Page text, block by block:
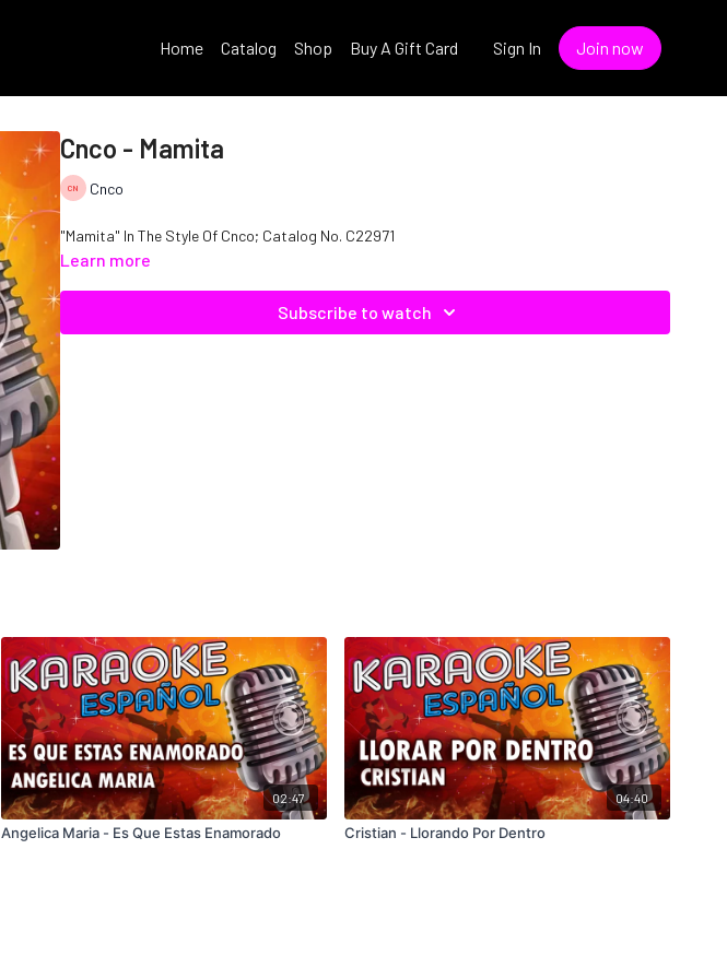
Home Catalog Shop Buy A Gift Card Sign In Join now
Cnco - Mamita
Cnco
"Mamita" In The Style Of Cnco; Catalog No. C22971
Learn more
Subscribe to watch
02:47
Angelica Maria - Es Que Estas Enamorado
04:40
Cristian - Llorando Por Dentro